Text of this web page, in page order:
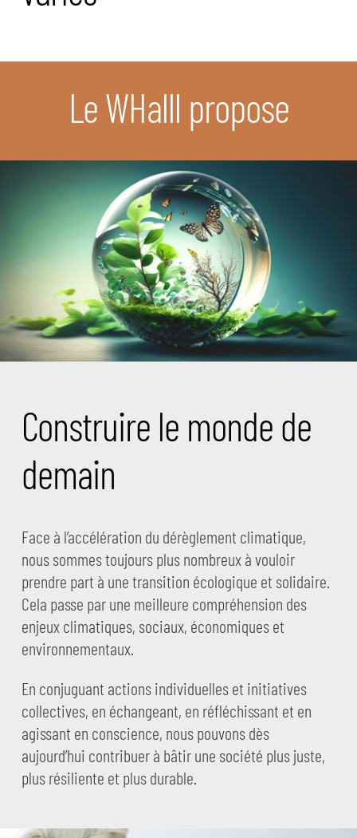
Le WHalll propose
Construire le monde de
demain
Face à l’accélération du dérèglement climatique,
nous sommes toujours plus nombreux à vouloir
prendre part à une transition écologique et solidaire.
Cela passe par une meilleure compréhension des
enjeux climatiques, sociaux, économiques et
environnementaux.
En conjuguant actions individuelles et initiatives
collectives, en échangeant, en réfléchissant et en
agissant en conscience, nous pouvons dès
aujourd’hui contribuer à bâtir une société plus juste,
plus résiliente et plus durable.